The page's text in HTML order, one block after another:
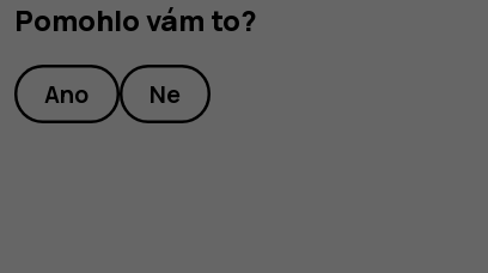
Pomohlo vám to?
Ano Ne